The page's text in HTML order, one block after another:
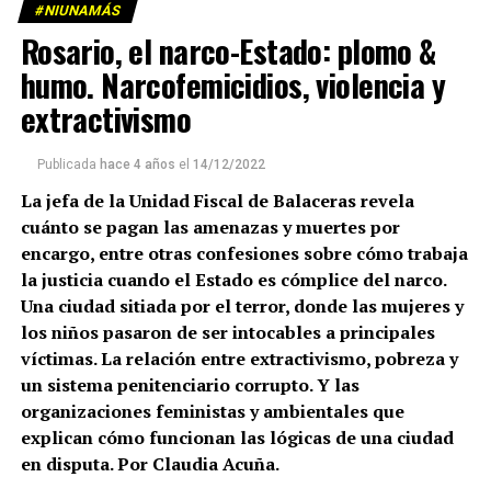
#NIUNAMÁS
Rosario, el narco-Estado: plomo &
humo. Narcofemicidios, violencia y
extractivismo
Publicada hace 4 años el 14/12/2022
La jefa de la Unidad Fiscal de Balaceras revela
cuánto se pagan las amenazas y muertes por
encargo, entre otras confesiones sobre cómo trabaja
la justicia cuando el Estado es cómplice del narco.
Una ciudad sitiada por el terror, donde las mujeres y
los niños pasaron de ser intocables a principales
víctimas. La relación entre extractivismo, pobreza y
un sistema penitenciario corrupto. Y las
organizaciones feministas y ambientales que
explican cómo funcionan las lógicas de una ciudad
en disputa. Por Claudia Acuña.